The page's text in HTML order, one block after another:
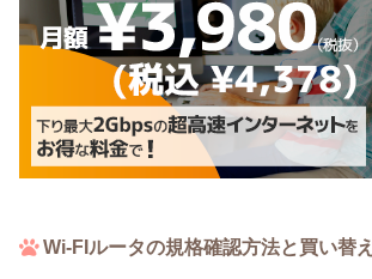
Wi-FIルータの規格確認方法と買い替え